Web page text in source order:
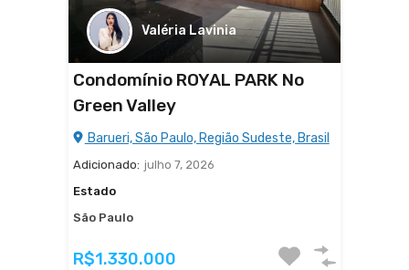
Valéria Lavinia
Condomínio ROYAL PARK No
Green Valley
Barueri, São Paulo, Região Sudeste, Brasil
Adicionado: julho 7, 2026
Estado
São Paulo
R$1.330.000